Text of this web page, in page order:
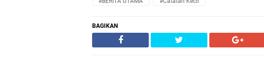
BAGIKAN